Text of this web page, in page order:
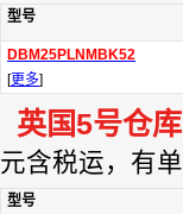
型号
DBM25PLNMBK52
[更多]
英国5号仓库
元含税运，有
型号